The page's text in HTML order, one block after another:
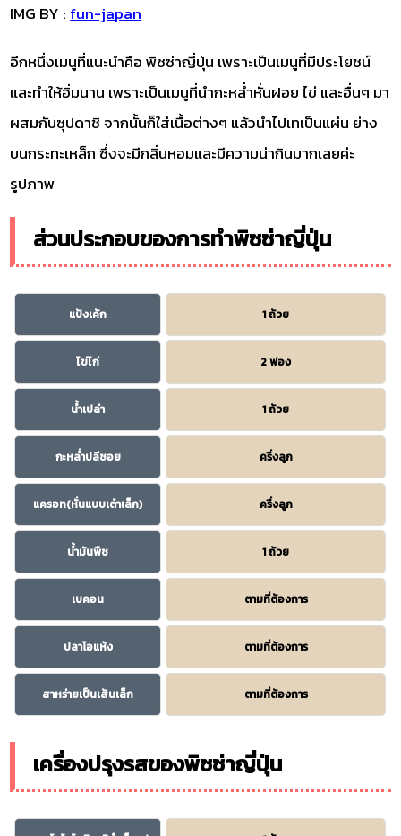
IMG BY : fun-japan
อีกหนึ่งเมนูที่แนะนำคือ พิซซ่าญี่ปุ่น เพราะเป็นเมนูที่มีประโยชน์
และทำให้อิ่มนาน เพราะเป็นเมนูที่นำกะหล่ำหั่นฝอย ไข่ และอื่นๆ มา
ผสมกับซุปดาชิ จากนั้นก็ใส่เนื้อต่างๆ แล้วนำไปเทเป็นแผ่น ย่าง
บนกระทะเหล็ก ซึ่งจะมีกลิ่นหอมและมีความน่ากินมากเลยค่ะ
รูปภาพ
ส่วนประกอบของการทำพิซซ่าญี่ปุ่น
แป้งเค้ก 1 ถ้วย
ไข่ไก่ 2 ฟอง
น้ำเปล่า 1 ถ้วย
กะหล่ำปลีซอย ครึ่งลูก
แครอท(หั่นแบบเต๋าเล็ก) ครึ่งลูก
น้ำมันพืช 1 ถ้วย
เบคอน ตามที่ต้องการ
ปลาโอแห้ง ตามที่ต้องการ
สาหร่ายเป็นเส้นเล็ก ตามที่ต้องการ
เครื่องปรุงรสของพิซซ่าญี่ปุ่น